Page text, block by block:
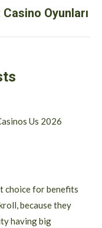
Oyunları
Us 2026
choice for benefits
because they
having big